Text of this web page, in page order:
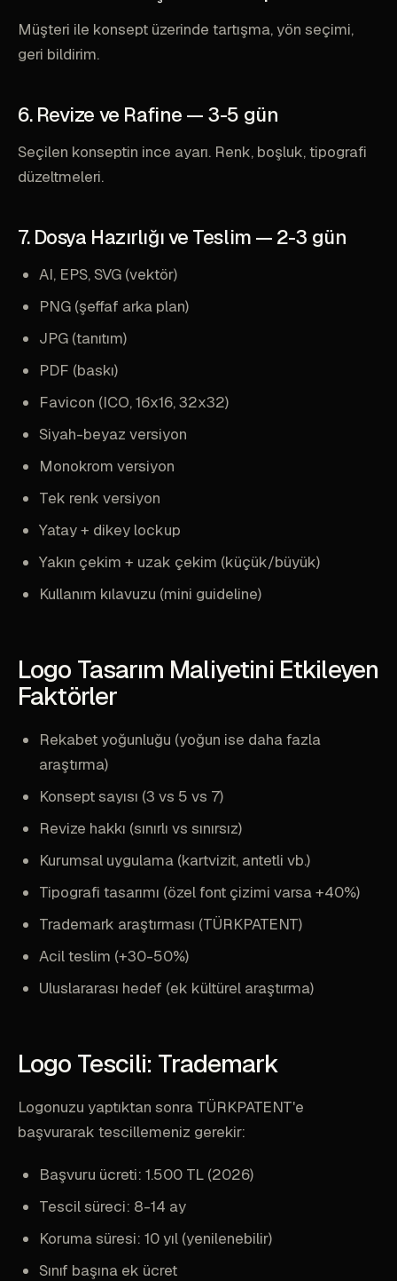
Müşteri ile konsept üzerinde tartışma, yön seçimi,
geri bildirim.
6. Revize ve Rafine — 3-5 gün
Seçilen konseptin ince ayarı. Renk, boşluk, tipografi
düzeltmeleri.
7. Dosya Hazırlığı ve Teslim — 2-3 gün
AI, EPS, SVG (vektör)
PNG (şeffaf arka plan)
JPG (tanıtım)
PDF (baskı)
Favicon (ICO, 16x16, 32x32)
Siyah-beyaz versiyon
Monokrom versiyon
Tek renk versiyon
Yatay + dikey lockup
Yakın çekim + uzak çekim (küçük/büyük)
Kullanım kılavuzu (mini guideline)
Logo Tasarım Maliyetini Etkileyen
Faktörler
Rekabet yoğunluğu (yoğun ise daha fazla
araştırma)
Konsept sayısı (3 vs 5 vs 7)
Revize hakkı (sınırlı vs sınırsız)
Kurumsal uygulama (kartvizit, antetli vb.)
Tipografi tasarımı (özel font çizimi varsa +40%)
Trademark araştırması (TÜRKPATENT)
Acil teslim (+30-50%)
Uluslararası hedef (ek kültürel araştırma)
Logo Tescili: Trademark
Logonuzu yaptıktan sonra TÜRKPATENT'e
başvurarak tescillemeniz gerekir:
Başvuru ücreti: 1.500 TL (2026)
Tescil süreci: 8-14 ay
Koruma süresi: 10 yıl (yenilenebilir)
Sınıf başına ek ücret